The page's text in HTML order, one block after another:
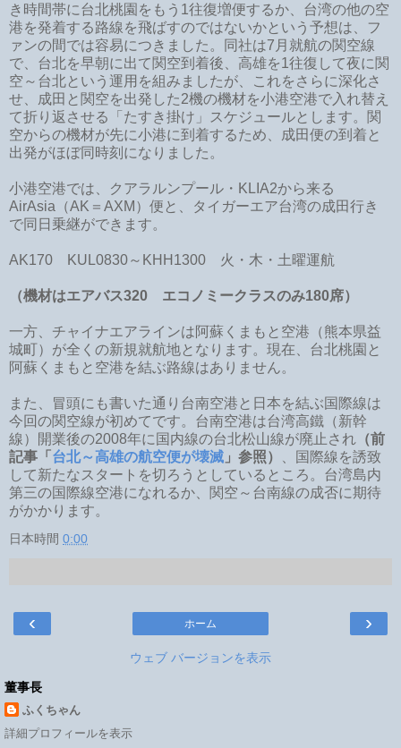
き時間帯に台北桃園をもう1往復増便するか、台湾の他の空
港を発着する路線を飛ばすのではないかという予想は、フ
ァンの間では容易につきました。同社は7月就航の関空線
で、台北を早朝に出て関空到着後、高雄を1往復して夜に関
空～台北という運用を組みましたが、これをさらに深化さ
せ、成田と関空を出発した2機の機材を小港空港で入れ替え
て折り返させる「たすき掛け」スケジュールとします。関
空からの機材が先に小港に到着するため、成田便の到着と
出発がほぼ同時刻になりました。
小港空港では、クアラルンプール・KLIA2から来る
AirAsia（AK＝AXM）便と、タイガーエア台湾の成田行き
で同日乗継ができます。
AK170 KUL0830～KHH1300 火・木・土曜運航
（機材はエアバス320 エコノミークラスのみ180席）
一方、チャイナエアラインは阿蘇くまもと空港（熊本県益
城町）が全くの新規就航地となります。現在、台北桃園と
阿蘇くまもと空港を結ぶ路線はありません。
また、冒頭にも書いた通り台南空港と日本を結ぶ国際線は
今回の関空線が初めてです。台南空港は台湾高鐵（新幹
線）開業後の2008年に国内線の台北松山線が廃止され （前
記事「 台北～高雄の航空便が壊滅 」参照）
、国際線を誘致
して新たなスタートを切ろうとしているところ。台湾島内
第三の国際線空港になれるか、関空～台南線の成否に期待
がかかります。
日本時間 0:00
‹ ›
ホーム
ウェブ バージョンを表示
董事長
ふくちゃん
詳細プロフィールを表示